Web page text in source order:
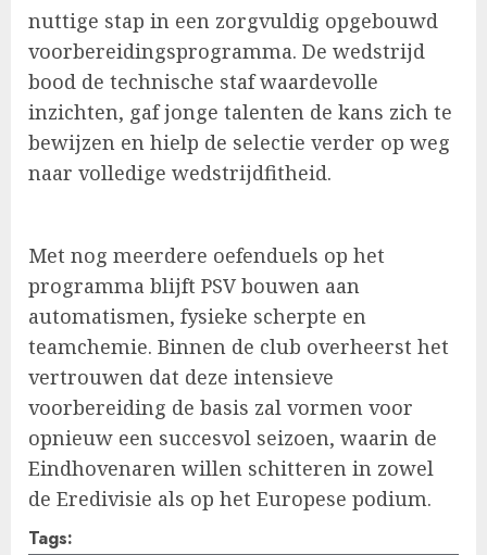
nuttige stap in een zorgvuldig opgebouwd
voorbereidingsprogramma. De wedstrijd
bood de technische staf waardevolle
inzichten, gaf jonge talenten de kans zich te
bewijzen en hielp de selectie verder op weg
naar volledige wedstrijdfitheid.
Met nog meerdere oefenduels op het
programma blijft PSV bouwen aan
automatismen, fysieke scherpte en
teamchemie. Binnen de club overheerst het
vertrouwen dat deze intensieve
voorbereiding de basis zal vormen voor
opnieuw een succesvol seizoen, waarin de
Eindhovenaren willen schitteren in zowel
de Eredivisie als op het Europese podium.
Tags: